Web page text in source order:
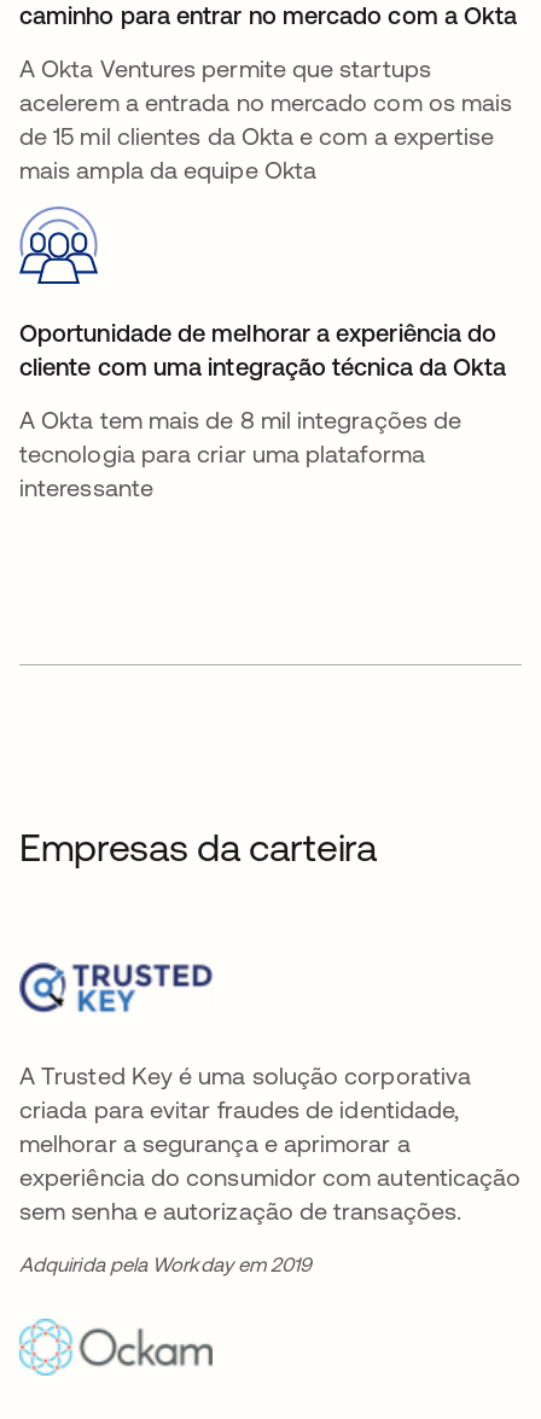
caminho para entrar no mercado com a Okta
A Okta Ventures permite que startups
acelerem a entrada no mercado com os mais
de 15 mil clientes da Okta e com a expertise
mais ampla da equipe Okta
Oportunidade de melhorar a experiência do
cliente com uma integração técnica da Okta
A Okta tem mais de 8 mil integrações de
tecnologia para criar uma plataforma
interessante
Empresas da carteira
A Trusted Key é uma solução corporativa
criada para evitar fraudes de identidade,
melhorar a segurança e aprimorar a
experiência do consumidor com autenticação
sem senha e autorização de transações.
Adquirida pela Workday em 2019